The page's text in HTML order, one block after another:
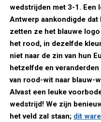
wedstrijden met 3-1. Een
Antwerp aankondigde
zetten ze het blauwe
het rood, in dezelfde
niet naar de zin van hun
hetzelfde en
van rood-wit naar blauw-
Alvast een leuke
wedstrijd! We zijn
het veld zal staan; dit